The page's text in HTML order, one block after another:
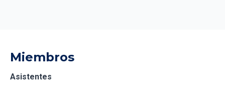
Miembros
Asistentes